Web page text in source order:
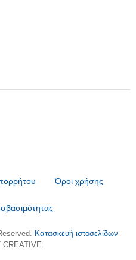
Όροι χρήσης
Κατασκευή ιστοσελίδων
CREATIVE